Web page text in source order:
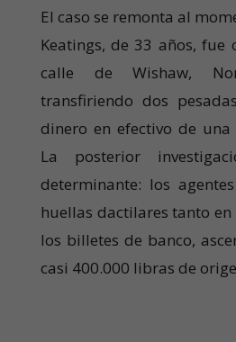
El caso se remonta al
Keatings, de 33 años, fue
calle de Wishaw,
transfiriendo dos
dinero en efectivo de
La posterior
determinante: los
huellas dactilares tanto en
los billetes de banco,
casi 400.000 libras de